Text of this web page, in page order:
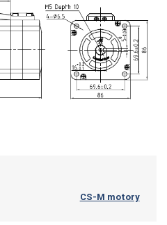
CS-M motory